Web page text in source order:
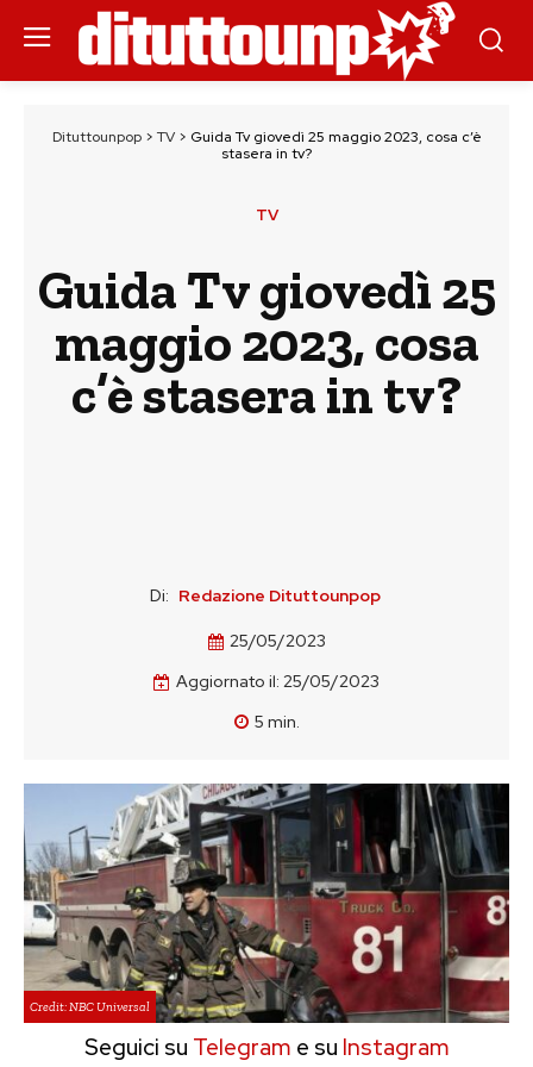
Dituttounpop> TV> Guida Tv giovedì 25 maggio 2023, cosa c’è
stasera in tv?
TV
Guida Tv giovedì 25
maggio 2023, cosa
c’è stasera in tv?
Di: Redazione Dituttounpop
25/05/2023
Aggiornato il: 25/05/2023
5 min.
Credit: NBC Universal
Seguici su Telegram e su Instagram